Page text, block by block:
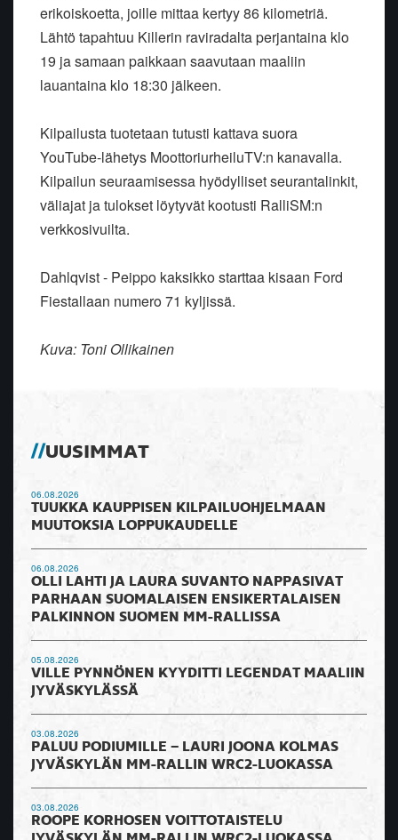
erikoiskoetta, joille mittaa kertyy 86 kilometriä.
Lähtö tapahtuu Killerin raviradalta perjantaina klo
19 ja samaan paikkaan saavutaan maaliin
lauantaina klo 18:30 jälkeen.
Kilpailusta tuotetaan tutusti kattava suora
YouTube-lähetys MoottoriurheiluTV:n kanavalla.
Kilpailun seuraamisessa hyödylliset seurantalinkit,
väliajat ja tulokset löytyvät kootusti RalliSM:n
verkkosivuilta.
Dahlqvist - Peippo kaksikko starttaa kisaan Ford
Fiestallaan numero 71 kyljissä.
Kuva: Toni Ollikainen
UUSIMMAT
06.08.2026
TUUKKA KAUPPISEN KILPAILUOHJELMAAN
MUUTOKSIA LOPPUKAUDELLE
06.08.2026
OLLI LAHTI JA LAURA SUVANTO NAPPASIVAT
PARHAAN SUOMALAISEN ENSIKERTALAISEN
PALKINNON SUOMEN MM-RALLISSA
05.08.2026
VILLE PYNNÖNEN KYYDITTI LEGENDAT MAALIIN
JYVÄSKYLÄSSÄ
03.08.2026
PALUU PODIUMILLE – LAURI JOONA KOLMAS
JYVÄSKYLÄN MM-RALLIN WRC2-LUOKASSA
03.08.2026
ROOPE KORHOSEN VOITTOTAISTELU